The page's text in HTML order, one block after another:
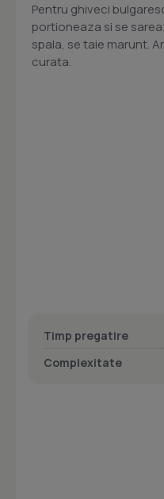
Pentru ghiveci
portioneaza si se
spala, se taie marunt.
curata.
Timp pregatire
Complexitate